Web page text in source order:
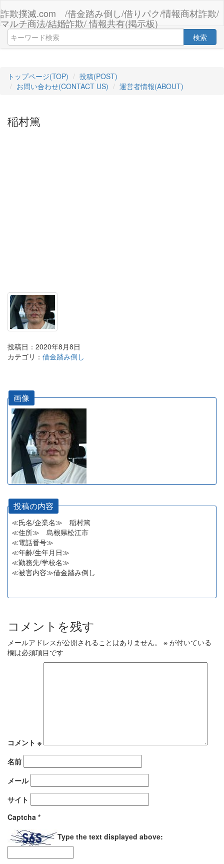
詐欺撲滅.com /借金踏み倒し/借りパク/情報商材詐欺/
マルチ商法/結婚詐欺/ 情報共有(掲示板)
検索
トップページ(TOP)
投稿(POST)
お問い合わせ(CONTACT US)
運営者情報(ABOUT)
稲村篤
投稿日：2020年8月8日
カテゴリ： 借金踏み倒し
画像
投稿の内容
≪氏名/企業名≫ 稲村篤
≪住所≫ 島根県松江市
≪電話番号≫
≪年齢/生年月日≫
≪勤務先/学校名≫
≪被害内容≫借金踏み倒し
コメントを残す
メールアドレスが公開されることはありません。 ※ が付いている
欄は必須項目です
コメント ※
名前
メール
サイト
Captcha *
Type the text displayed above: